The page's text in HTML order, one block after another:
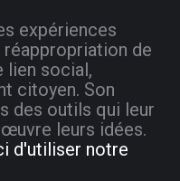
expériences
de
lien social,
citoyen. Son
des outils qui leur
leurs idées.
d'utiliser notre